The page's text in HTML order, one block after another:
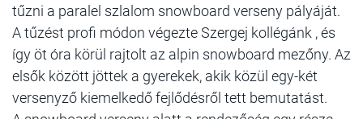
tűzni a paralel szlalom snowboard verseny pályáját.
A tűzést profi módon végezte Szergej kollégánk , és
így öt óra körül rajtolt az alpin snowboard mezőny. Az
elsők között jöttek a gyerekek, akik közül egy-két
versenyző kiemelkedő fejlődésről tett bemutatást.